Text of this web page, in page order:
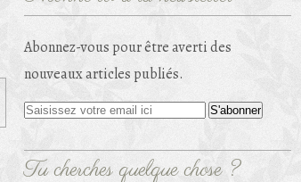
Abonnez-vous pour être averti des
nouveaux articles publiés.
Tu cherches quelque chose ?